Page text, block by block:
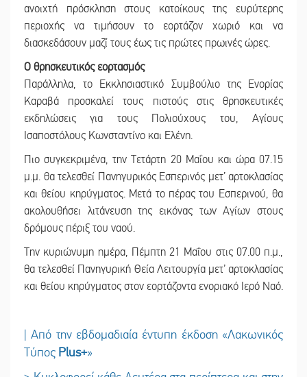
ανοιχτή πρόσκληση στους κατοίκους της ευρύτερης
περιοχής να τιμήσουν το εορτάζον χωριό και να
διασκεδάσουν μαζί τους έως τις πρώτες πρωινές ώρες.
Ο θρησκευτικός εορτασμός
Παράλληλα, το Εκκλησιαστικό Συμβούλιο της Ενορίας
Καραβά προσκαλεί τους πιστούς στις θρησκευτικές
εκδηλώσεις για τους Πολιούχους του, Αγίους
Ισαποστόλους Κωνσταντίνο και Ελένη.
Πιο συγκεκριμένα, την Τετάρτη 20 Μαΐου και ώρα 07.15
μ.μ. θα τελεσθεί Πανηγυρικός Εσπερινός μετ’ αρτοκλασίας
και θείου κηρύγματος. Μετά το πέρας του Εσπερινού, θα
ακολουθήσει λιτάνευση της εικόνας των Αγίων στους
δρόμους πέριξ του ναού.
Την κυριώνυμη ημέρα, Πέμπτη 21 Μαΐου στις 07.00 π.μ.,
θα τελεσθεί Πανηγυρική Θεία Λειτουργία μετ’ αρτοκλασίας
και θείου κηρύγματος στον εορτάζοντα ενοριακό Ιερό Ναό.
| Από την εβδομαδιαία έντυπη έκδοση «Λακωνικός
Τύπος Plus+»